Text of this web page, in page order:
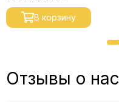
В корзину
Отзывы о нас